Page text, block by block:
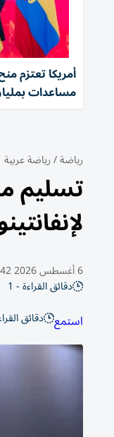
أمريكا تعتزم
مساعدات
رياضة/رياضة عربية
تسليم
6 أغسطس 2026 19:42 مساء
دقائق القراءة - 1
استمع دقائق